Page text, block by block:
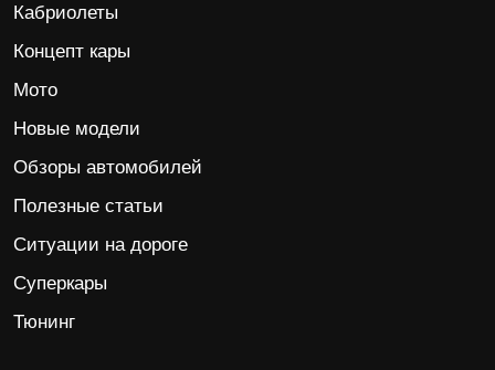
Кабриолеты
Концепт кары
Мото
Новые модели
Обзоры автомобилей
Полезные статьи
Ситуации на дороге
Суперкары
Тюнинг